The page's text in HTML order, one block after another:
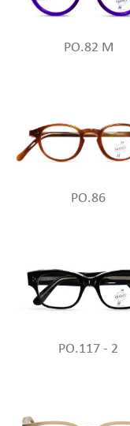
PO.82 M
PO.86
PO.117 - 2